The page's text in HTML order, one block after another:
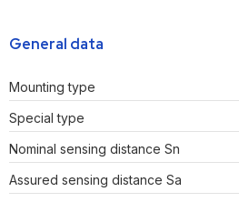
General data
Mounting type
Special type
Nominal sensing distance Sn
Assured sensing distance Sa